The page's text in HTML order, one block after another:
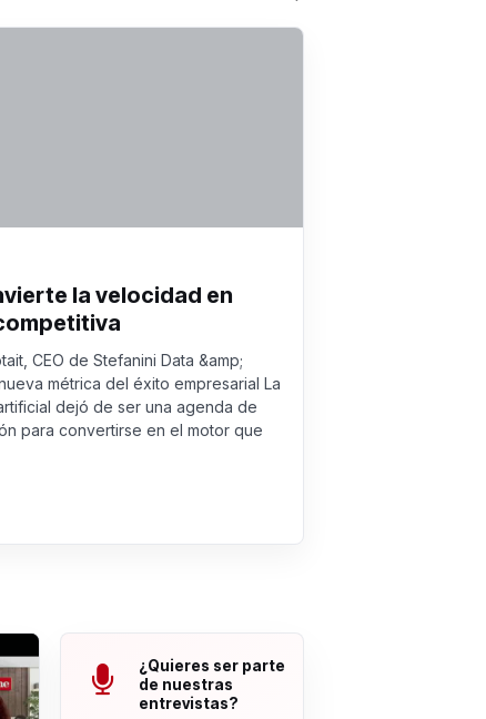
la velocidad en
CEO de Stefanini Data &amp;
métrica del éxito empresarial La
dejó de ser una agenda de
para convertirse en el motor que
¿Quieres ser parte
de nuestras
entrevistas?